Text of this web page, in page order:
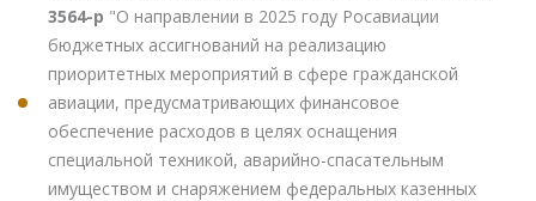
3564-р "О направлении в 2025 году Росавиации
бюджетных ассигнований на реализацию
приоритетных мероприятий в сфере гражданской
авиации, предусматривающих финансовое
обеспечение расходов в целях оснащения
специальной техникой, аварийно-спасательным
имуществом и снаряжением федеральных казенных